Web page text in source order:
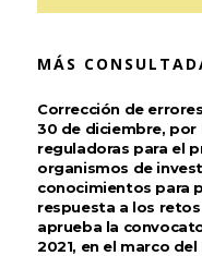
MÁS
Corrección de
30 de diciembre, por
reguladoras para el
organismos de
conocimientos para
respuesta a los
aprueba la
2021, en el marco